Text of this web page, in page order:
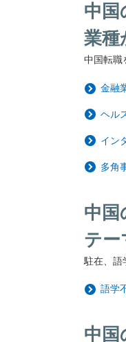
中国
業種
中国転職
金融
ヘル
イン
多角
中国
テー
駐在、語
語学
中国